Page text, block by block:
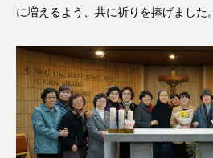
に増えるよう、共に祈りを捧げました。